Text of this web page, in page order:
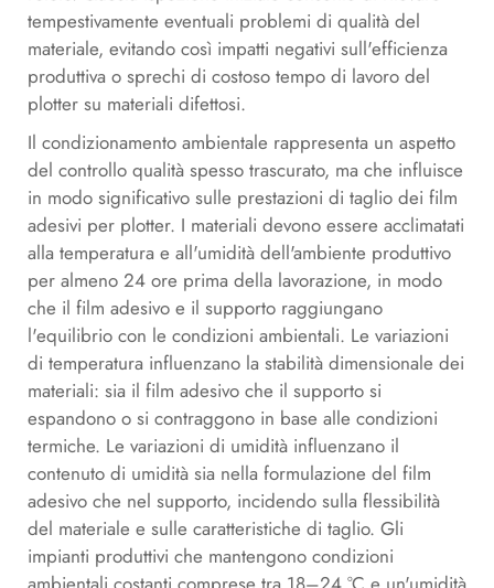
tempestivamente eventuali problemi di qualità del
materiale, evitando così impatti negativi sull'efficienza
produttiva o sprechi di costoso tempo di lavoro del
plotter su materiali difettosi.
Il condizionamento ambientale rappresenta un aspetto
del controllo qualità spesso trascurato, ma che influisce
in modo significativo sulle prestazioni di taglio dei film
adesivi per plotter. I materiali devono essere acclimatati
alla temperatura e all'umidità dell'ambiente produttivo
per almeno 24 ore prima della lavorazione, in modo
che il film adesivo e il supporto raggiungano
l'equilibrio con le condizioni ambientali. Le variazioni
di temperatura influenzano la stabilità dimensionale dei
materiali: sia il film adesivo che il supporto si
espandono o si contraggono in base alle condizioni
termiche. Le variazioni di umidità influenzano il
contenuto di umidità sia nella formulazione del film
adesivo che nel supporto, incidendo sulla flessibilità
del materiale e sulle caratteristiche di taglio. Gli
impianti produttivi che mantengono condizioni